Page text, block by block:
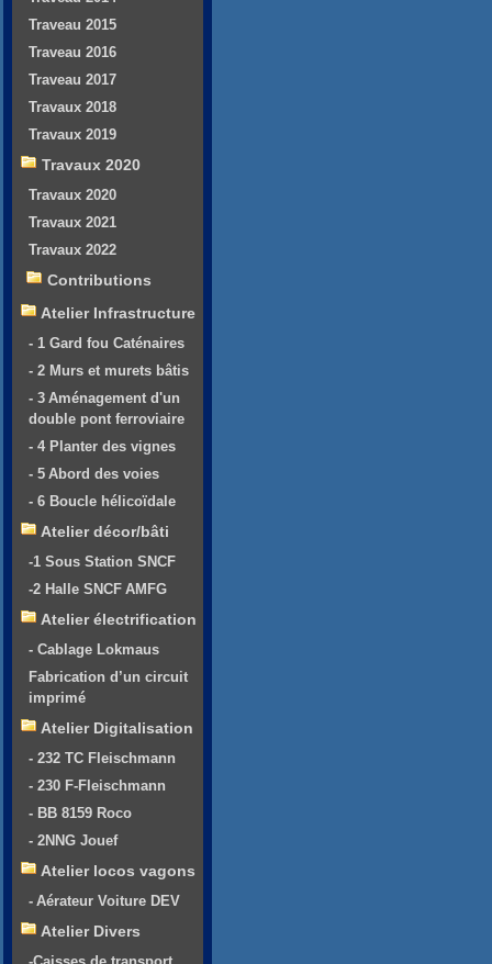
Traveau 2015
Traveau 2016
Traveau 2017
Travaux 2018
Travaux 2019
Travaux 2020
Travaux 2020
Travaux 2021
Travaux 2022
Contributions
Atelier Infrastructure
- 1 Gard fou Caténaires
- 2 Murs et murets bâtis
- 3 Aménagement d'un
double pont ferroviaire
- 4 Planter des vignes
- 5 Abord des voies
- 6 Boucle hélicoïdale
Atelier décor/bâti
-1 Sous Station SNCF
-2 Halle SNCF AMFG
Atelier électrification
- Cablage Lokmaus
Fabrication d’un circuit
imprimé
Atelier Digitalisation
- 232 TC Fleischmann
- 230 F-Fleischmann
- BB 8159 Roco
- 2NNG Jouef
Atelier locos vagons
- Aérateur Voiture DEV
Atelier Divers